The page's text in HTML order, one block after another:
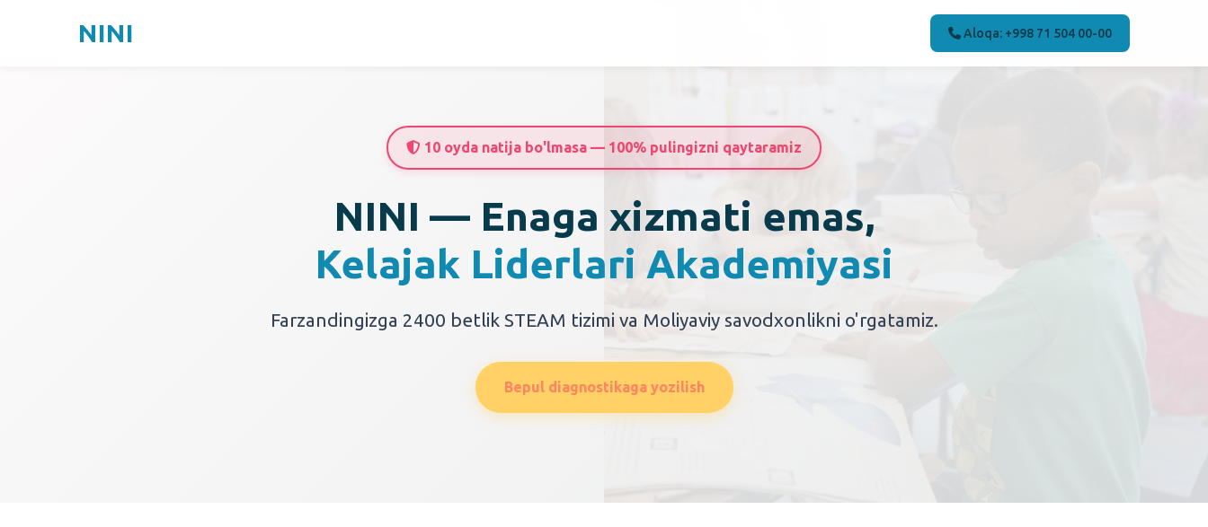
NINI Aloqa: +998 71 504 00-00
10 oyda natija bo'lmasa — 100% pulingizni qaytaramiz
NINI — Enaga xizmati emas,
Kelajak Liderlari Akademiyasi
Farzandingizga 2400 betlik STEAM tizimi va Moliyaviy savodxonlikni o'rgatamiz.
Bepul diagnostikaga yozilish